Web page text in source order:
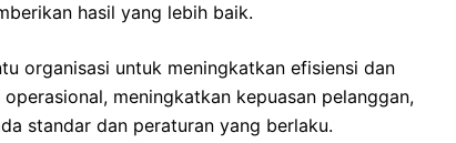
hasil yang lebih baik.
organisasi untuk meningkatkan efisiensi dan
meningkatkan kepuasan pelanggan,
standar dan peraturan yang berlaku.